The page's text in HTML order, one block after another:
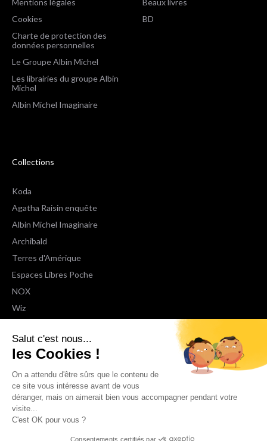
Salut c'est nous...
les Cookies !
On a attendu d'être sûrs que le contenu de
ce site vous intéresse avant de vous
déranger, mais on aimerait bien vous accompagner pendant votre
visite...
C'est OK pour vous ?
Consentements certifiés par
Cookies
Charte de protection des
données personnelles
Le Groupe Albin Michel
Les librairies du groupe Albin
Michel
Albin Michel Imaginaire
BD
Collections
Koda
Agatha Raisin enquête
Albin Michel Imaginaire
Archibald
Terres d'Amérique
Espaces Libres Poche
NOX
Wiz
Nous suivre